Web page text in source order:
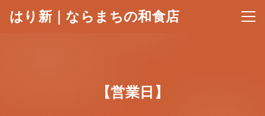
はり新｜ならまちの和食店 メニ
【営業日】